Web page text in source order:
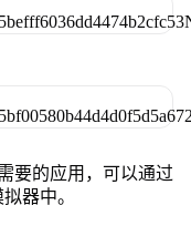
要的应用，可以通过
器中。